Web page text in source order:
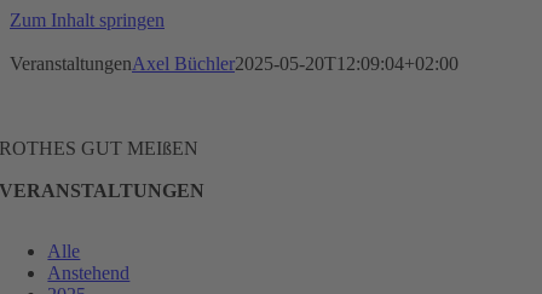
Zum Inhalt springen
VeranstaltungenAxel Büchler2025-05-20T12:09:04+02:00
ROTHES GUT MEIßEN
VERANSTALTUNGEN
Alle
Anstehend